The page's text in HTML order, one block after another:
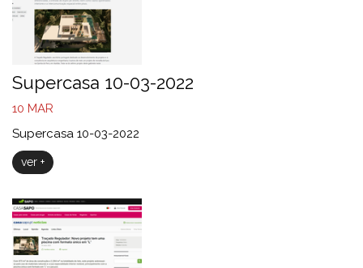
Supercasa 10-03-2022
10 MAR
Supercasa 10-03-2022
ver +